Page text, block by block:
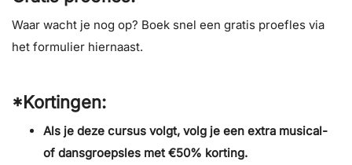
Waar wacht je nog op? Boek snel een gratis proefles via
het formulier hiernaast.
*Kortingen:
Als je deze cursus volgt, volg je een extra musical-
of dansgroepsles met €50% korting.